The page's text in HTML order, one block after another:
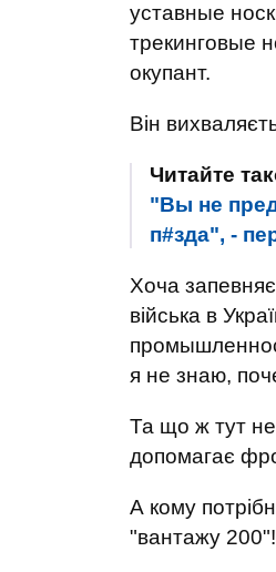
уставные
трекинговые
окупант.
Він
Читайте
"Вы не
п#зда", -
Хоча
війська в
я не знаю,
Та що ж тут не
допомагає
А кому
"вантажу